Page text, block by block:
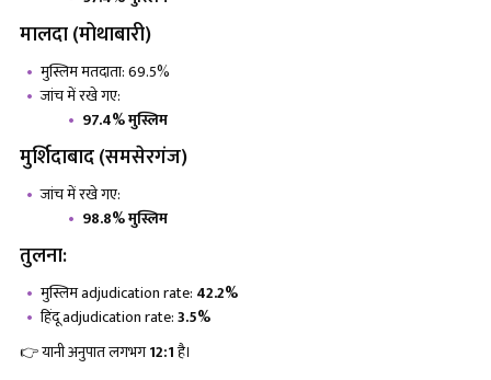
मालदा (मोथाबारी)
मुस्लिम मतदाता: 69.5%
जांच में रखे गए:
97.4% मुस्लिम
मुर्शिदाबाद (समसेरगंज)
जांच में रखे गए:
98.8% मुस्लिम
तुलना:
मुस्लिम adjudication rate: 42.2%
हिंदू adjudication rate:3.5%
👉 यानी अनुपात लगभग12:1है।